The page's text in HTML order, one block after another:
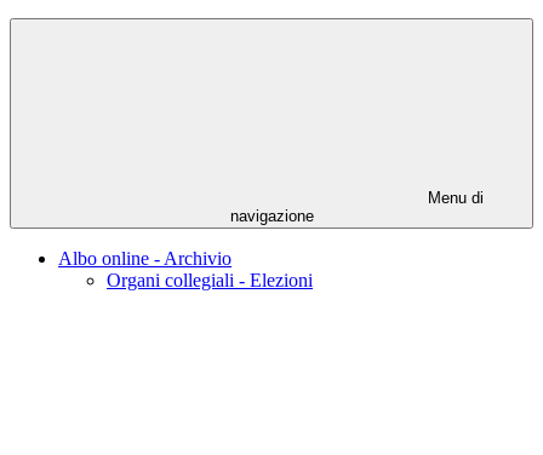
Menu di
navigazione
Albo online - Archivio
Organi collegiali - Elezioni